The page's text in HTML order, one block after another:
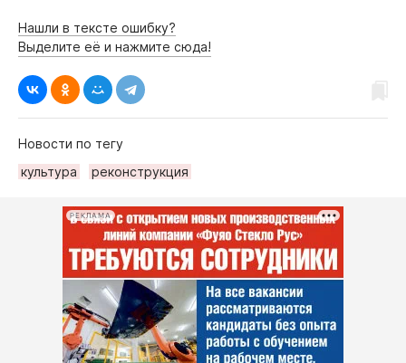
Нашли в тексте ошибку?
Выделите её и нажмите сюда!
Новости по тегу
культура
реконструкция
РЕКЛАМА